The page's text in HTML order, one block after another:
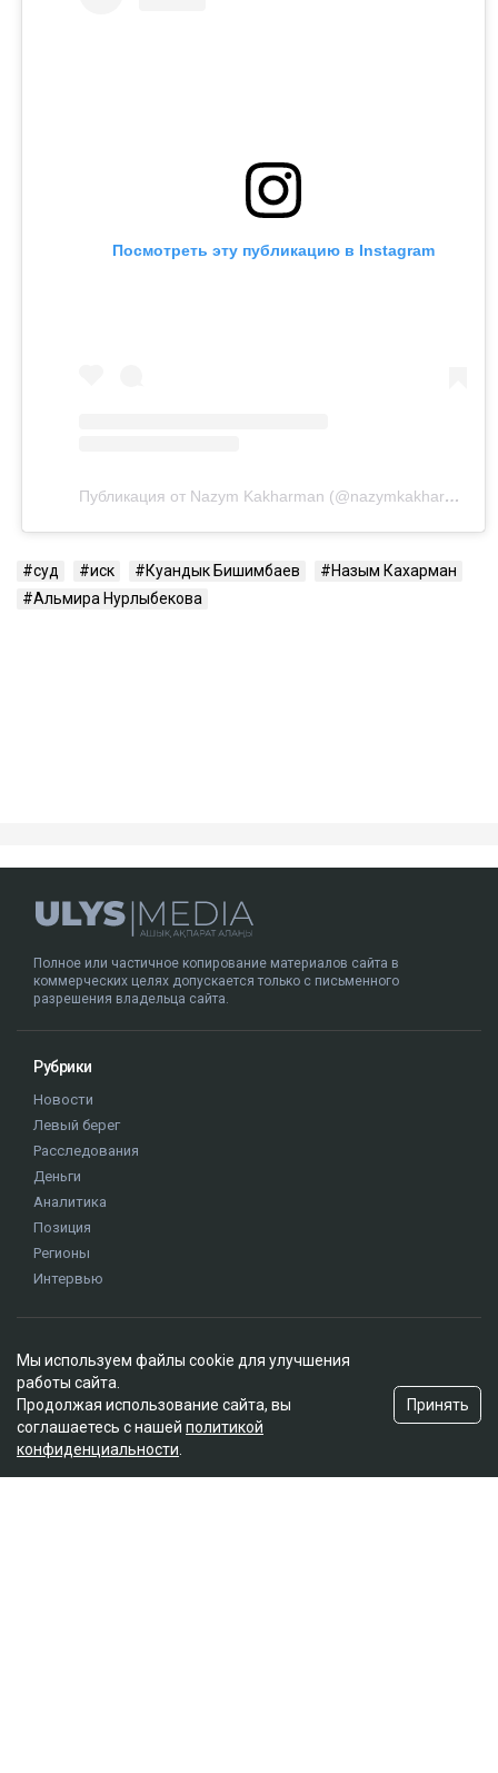
Посмотреть эту публикацию в Instagram
Публикация от Nazym Kakharman (@nazymkakharman)
суд иск Куандык Бишимбаев
Назым Кахарман
Альмира Нурлыбекова
Полное или частичное копирование материалов сайта в
коммерческих целях допускается только с письменного
разрешения владельца сайта.
Рубрики
Новости
Левый берег
Расследования
Деньги
Аналитика
Позиция
Регионы
Интервью
О проекте
Правила сайта
Реклама на сайте
Контакты
Редакционная политика
Мы используем файлы cookie для улучшения
работы сайта.
Продолжая использование сайта, вы
соглашаетесь с нашей политикой
конфиденциальности
Принять